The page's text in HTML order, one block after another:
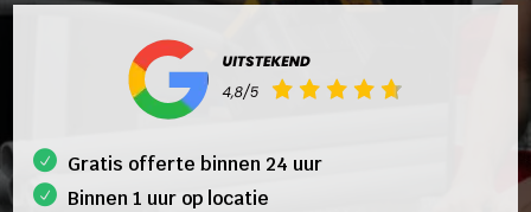
Gratis offerte binnen 24 uur
Binnen 1 uur op locatie